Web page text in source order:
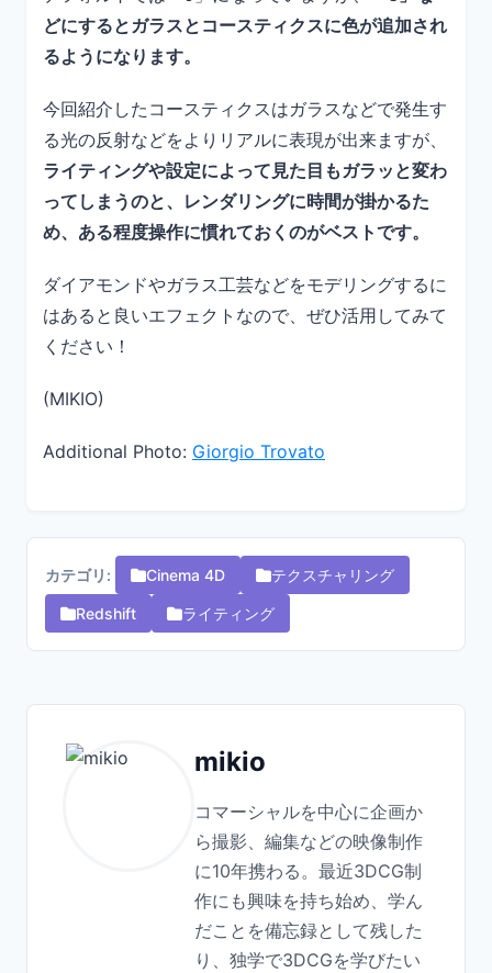
どにするとガラスとコースティクスに色が追加され
るようになります。
今回紹介したコースティクスはガラスなどで発生す
る光の反射などをよりリアルに表現が出来ますが、
ライティングや設定によって見た目もガラッと変わ
ってしまうのと、レンダリングに時間が掛かるた
め、ある程度操作に慣れておくのがベストです。
ダイアモンドやガラス工芸などをモデリングするに
はあると良いエフェクトなので、ぜひ活用してみて
ください！
(MIKIO)
Additional Photo: Giorgio Trovato
カテゴリ: Cinema 4D テクスチャリング
Redshift ライティング
mikio
コマーシャルを中心に企画か
ら撮影、編集などの映像制作
に10年携わる。最近3DCG制
作にも興味を持ち始め、学ん
だことを備忘録として残した
り、独学で3DCGを学びたい